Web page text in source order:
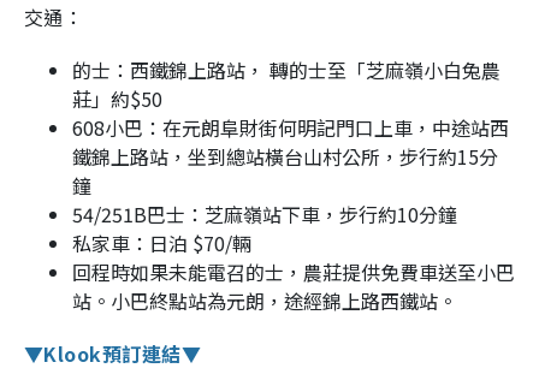
交通：
的士：西鐵錦上路站， 轉的士至「芝麻嶺小白兔農
莊」約$50
608小巴：在元朗阜財街何明記門口上車，中途站西
鐵錦上路站，坐到總站橫台山村公所，步行約15分
鐘
54/251B巴士：芝麻嶺站下車，步行約10分鐘
私家車：日泊 $70/輛
回程時如果未能電召的士，農莊提供免費車送至小巴
站。小巴終點站為元朗，途經錦上路西鐵站。
▼Klook預訂連結▼